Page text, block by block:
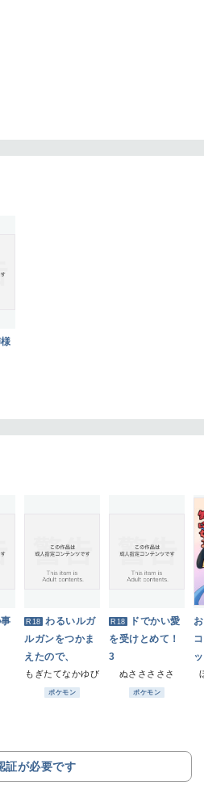
R18 わるいルガ
ルガンをつかま
えたので、
もぎたてなかゆび
ポケモン
R18 ドでかい愛
を受けとめて！
3
ぬさささささ
ポケモン
証が必要です